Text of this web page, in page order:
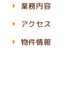
業務内容
アクセス
物件情報